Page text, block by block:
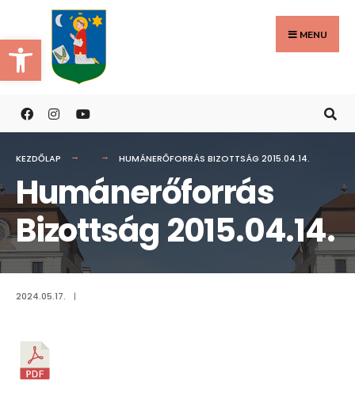
Eszköztár megnyitása
to
content
MENU
KEZDŐLAP HUMÁNERŐFORRÁS BIZOTTSÁG 2015.04.14.
Humánerőforrás
Bizottság 2015.04.14.
2024.05.17. |
Search